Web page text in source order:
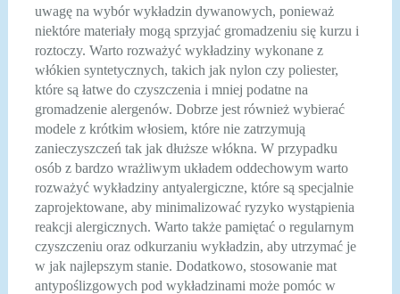
uwagę na wybór wykładzin dywanowych, ponieważ
niektóre materiały mogą sprzyjać gromadzeniu się kurzu i
roztoczy. Warto rozważyć wykładziny wykonane z
włókien syntetycznych, takich jak nylon czy poliester,
które są łatwe do czyszczenia i mniej podatne na
gromadzenie alergenów. Dobrze jest również wybierać
modele z krótkim włosiem, które nie zatrzymują
zanieczyszczeń tak jak dłuższe włókna. W przypadku
osób z bardzo wrażliwym układem oddechowym warto
rozważyć wykładziny antyalergiczne, które są specjalnie
zaprojektowane, aby minimalizować ryzyko wystąpienia
reakcji alergicznych. Warto także pamiętać o regularnym
czyszczeniu oraz odkurzaniu wykładzin, aby utrzymać je
w jak najlepszym stanie. Dodatkowo, stosowanie mat
antypoślizgowych pod wykładzinami może pomóc w